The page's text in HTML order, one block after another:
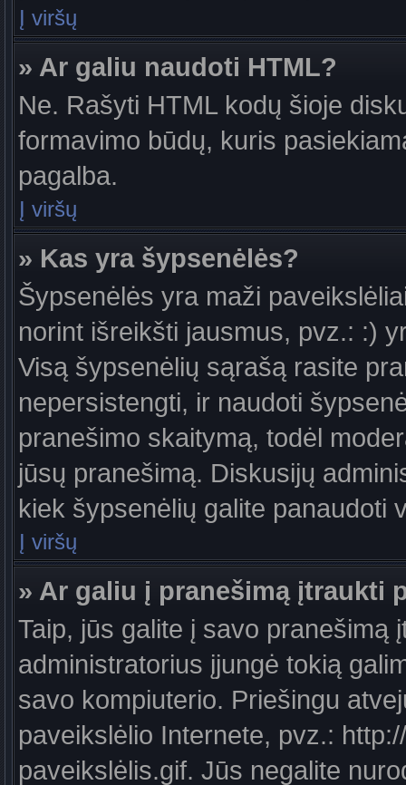
Į viršų
» Ar galiu naudoti HTML?
Ne. Rašyti HTML kodų šioje
formavimo būdų, kuris
pagalba.
Į viršų
» Kas yra šypsenėlės?
Šypsenėlės yra maži
norint išreikšti jausmus, pvz.: :)
Visą šypsenėlių sąrašą rasite
nepersistengti, ir naudoti
pranešimo skaitymą, todėl
jūsų pranešimą. Diskusijų
kiek šypsenėlių galite panaudoti
Į viršų
» Ar galiu į pranešimą įtraukti
Taip, jūs galite į savo pranešimą
administratorius įjungė tokią
savo kompiuterio. Priešingu
paveikslėlio Internete, pvz.:
paveikslėlis.gif. Jūs negalite